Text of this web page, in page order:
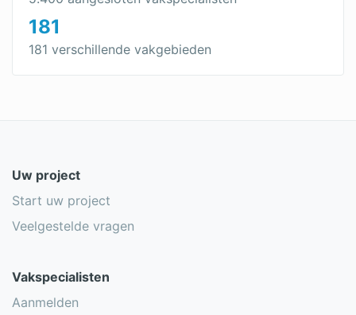
181
181 verschillende vakgebieden
Uw project
Start uw project
Veelgestelde vragen
Vakspecialisten
Aanmelden